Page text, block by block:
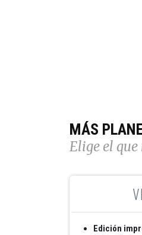
MÁS
Elige el
Edición